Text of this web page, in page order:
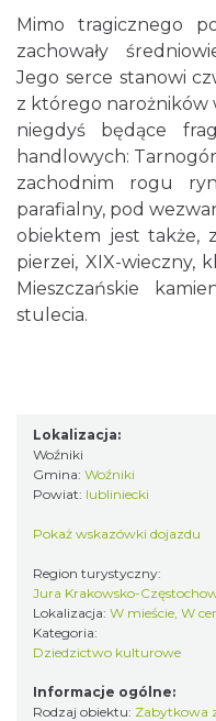
Mimo tragicznego
zachowały
Jego serce stanowi
z którego narożników
niegdyś będące
handlowych:
zachodnim rogu
parafialny, pod
obiektem jest także,
pierzei, XIX-wieczny,
Mieszczańskie
stulecia.
Lokalizacja:
Woźniki
Gmina: Woźniki
Powiat: lubliniecki
Pokaż wskazówki dojazdu
Region turystyczny:
Jura Krakowsko-
Lokalizacja: W mieście, W
Kategoria:
Dziedzictwo kulturowe
Informacje ogólne:
Rodzaj obiektu: Zabytkowa